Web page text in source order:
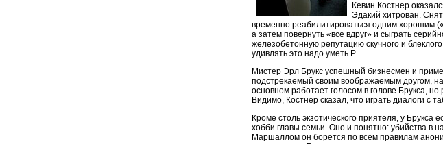
Кевин Костнер
Эдакий хитрован.
временно реабилитироваться одним хорошим
а затем повернуть «все вдруг» и сыграть
железобетонную репутацию скучного и
удивлять это надо уметь.P
Мистер Эрл Брукс успешный бизнесмен и
подстрекаемый своим воображаемым другом,
основном работает голосом в голове Брукса,
Видимо, Костнер сказал, что играть диалоги с
Кроме столь экзотического приятеля, у
хобби главы семьи. Оно и понятно: убийства в
Маршаллом он борется по всем правилам